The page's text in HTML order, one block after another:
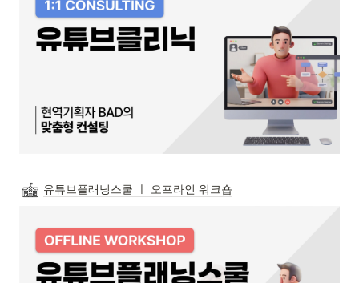
유튜브플래닝스쿨 ㅣ 오프라인 워크숍